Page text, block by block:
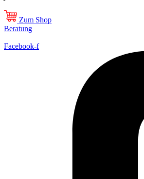
Zum Shop
Beratung
Facebook-f